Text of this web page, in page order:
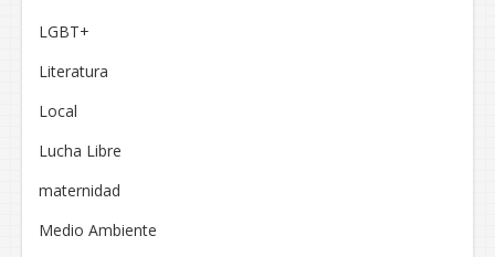
LGBT+
Literatura
Local
Lucha Libre
maternidad
Medio Ambiente